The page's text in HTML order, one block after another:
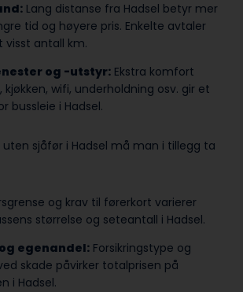
Lang distanse fra Hadsel betyr mer
tid og høyere pris. Enkelte avtaler
visst antall km.
og -utstyr: Ekstra komfort
wifi, underholdning osv. gir et
bussleie i Hadsel.
uten sjåfør i Hadsel må man i tillegg ta
og krav til førerkort varierer
størrelse og seteantall i Hadsel.
egenandel: Forsikringstype og
skade påvirker totalprisen på
i Hadsel.